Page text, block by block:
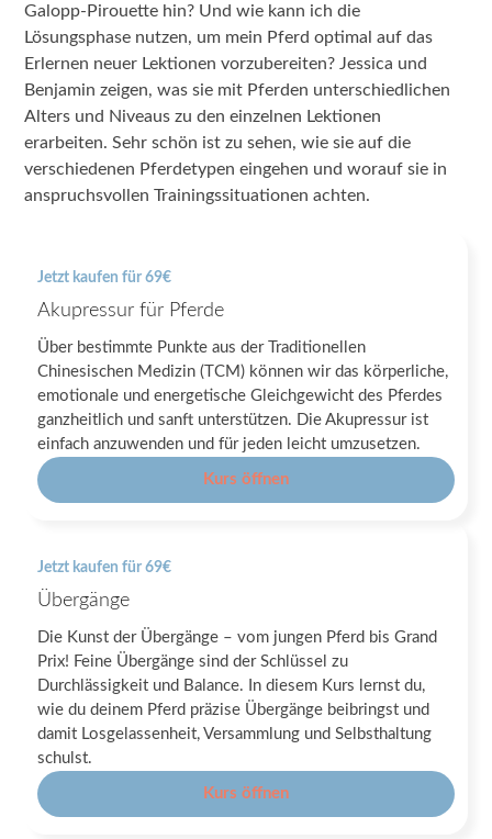
Galopp-Pirouette hin? Und wie kann ich die
Lösungsphase nutzen, um mein Pferd optimal auf das
Erlernen neuer Lektionen vorzubereiten? Jessica und
Benjamin zeigen, was sie mit Pferden unterschiedlichen
Alters und Niveaus zu den einzelnen Lektionen
erarbeiten. Sehr schön ist zu sehen, wie sie auf die
verschiedenen Pferdetypen eingehen und worauf sie in
anspruchsvollen Trainingssituationen achten.
Jetzt kaufen für 69€
Akupressur für Pferde
Über bestimmte Punkte aus der Traditionellen
Chinesischen Medizin (TCM) können wir das körperliche,
emotionale und energetische Gleichgewicht des Pferdes
ganzheitlich und sanft unterstützen. Die Akupressur ist
einfach anzuwenden und für jeden leicht umzusetzen.
Kurs öffnen
Jetzt kaufen für 69€
Übergänge
Die Kunst der Übergänge – vom jungen Pferd bis Grand
Prix! Feine Übergänge sind der Schlüssel zu
Durchlässigkeit und Balance. In diesem Kurs lernst du,
wie du deinem Pferd präzise Übergänge beibringst und
damit Losgelassenheit, Versammlung und Selbsthaltung
schulst.
Kurs öffnen